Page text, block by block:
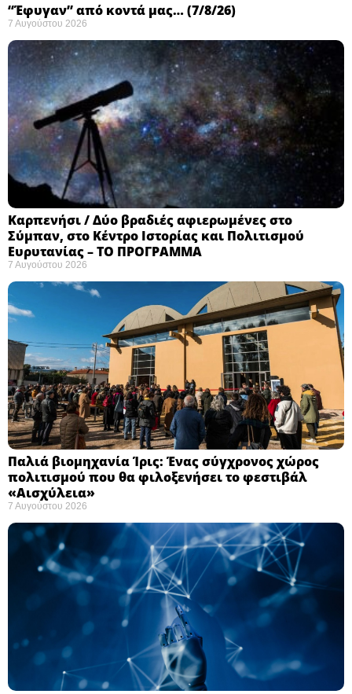
“Έφυγαν” από κοντά μας… (7/8/26)
7 Αυγούστου 2026
Καρπενήσι / Δύο βραδιές αφιερωμένες στο
Σύμπαν, στο Κέντρο Ιστορίας και Πολιτισμού
Ευρυτανίας – ΤΟ ΠΡΟΓΡΑΜΜΑ
7 Αυγούστου 2026
Παλιά βιομηχανία Ίρις: Ένας σύγχρονος χώρος
πολιτισμού που θα φιλοξενήσει το φεστιβάλ
«Αισχύλεια» ​
7 Αυγούστου 2026